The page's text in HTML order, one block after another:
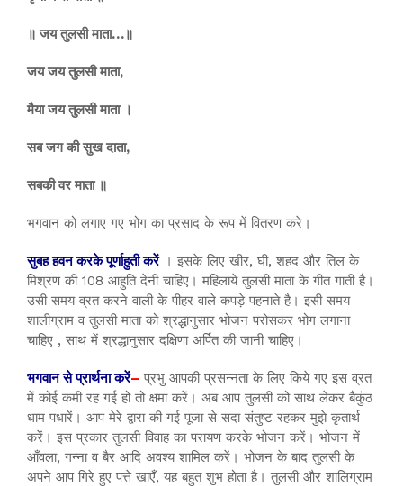
॥ जय तुलसी माता…॥
जय जय तुलसी माता,
मैया जय तुलसी माता ।
सब जग की सुख दाता,
सबकी वर माता ॥
भगवान को लगाए गए भोग का प्रसाद के रूप में वितरण करे।
सुबह हवन करके पूर्णाहुती करें । इसके लिए खीर, घी, शहद और तिल के
मिश्रण की 108 आहुति देनी चाहिए। महिलाये तुलसी माता के गीत गाती है।
उसी समय व्रत करने वाली के पीहर वाले कपड़े पहनाते है। इसी समय
शालीग्राम व तुलसी माता को श्रद्धानुसार भोजन परोसकर भोग लगाना
चाहिए , साथ में श्रद्धानुसार दक्षिणा अर्पित की जानी चाहिए।
भगवान से प्रार्थना करें– प्रभु आपकी प्रसन्नता के लिए किये गए इस व्रत
में कोई कमी रह गई हो तो क्षमा करें। अब आप तुलसी को साथ लेकर बैकुंठ
धाम पधारें। आप मेरे द्वारा की गई पूजा से सदा संतुष्ट रहकर मुझे कृतार्थ
करें। इस प्रकार तुलसी विवाह का परायण करके भोजन करें। भोजन में
आँवला, गन्ना व बैर आदि अवश्य शामिल करें। भोजन के बाद तुलसी के
अपने आप गिरे हुए पत्ते खाएँ, यह बहुत शुभ होता है। तुलसी और शालिग्राम